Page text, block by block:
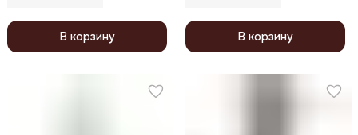
В корзину В корзину